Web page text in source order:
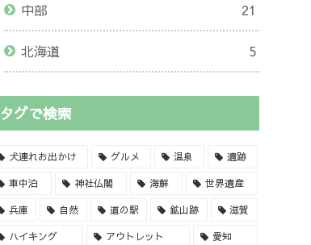
中部 21
北海道 5
タグで検索
犬連れお出かけ グルメ 温泉 遺跡
車中泊 神社仏閣 海鮮 世界遺産
兵庫 自然 道の駅 鉱山跡 滋賀
ハイキング アウトレット 愛知